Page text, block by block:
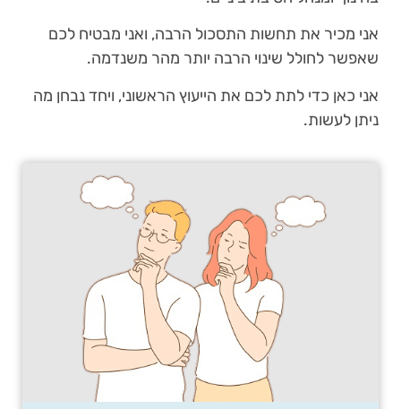
אני מכיר את תחשות התסכול הרבה, ואני מבטיח לכם
שאפשר לחולל שינוי הרבה יותר מהר משנדמה.
אני כאן כדי לתת לכם את הייעוץ הראשוני, ויחד נבחן מה
ניתן לעשות.